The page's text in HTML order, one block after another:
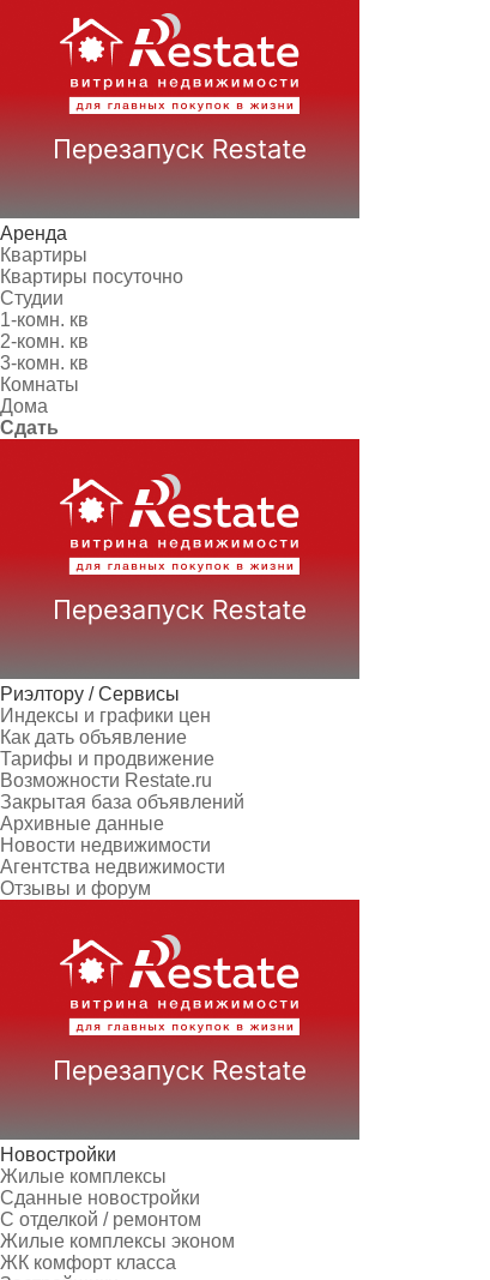
Аренда
Квартиры
Квартиры посуточно
Студии
1-комн. кв
2-комн. кв
3-комн. кв
Комнаты
Дома
Сдать
Риэлтору / Сервисы
Индексы и графики цен
Как дать объявление
Тарифы и продвижение
Возможности Restate.ru
Закрытая база объявлений
Архивные данные
Новости недвижимости
Агентства недвижимости
Отзывы и форум
Новостройки
Жилые комплексы
Сданные новостройки
С отделкой / ремонтом
Жилые комплексы эконом
ЖК комфорт класса